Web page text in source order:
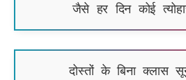
जैसे हर दिन कोई
दोस्तों के बिना क्लास